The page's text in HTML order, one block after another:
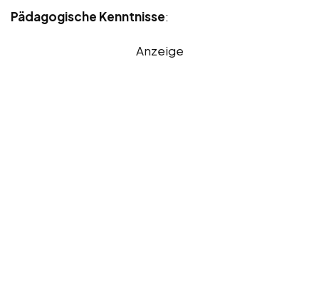
Pädagogische Kenntnisse:
Anzeige